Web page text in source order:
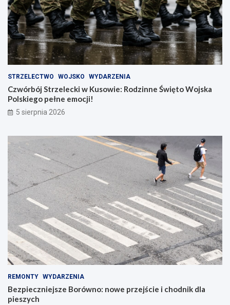
STRZELECTWO WOJSKO WYDARZENIA
Czwórbój Strzelecki w Kusowie: Rodzinne Święto Wojska
Polskiego pełne emocji!
5 sierpnia 2026
REMONTY WYDARZENIA
Bezpieczniejsze Borówno: nowe przejście i chodnik dla
pieszych